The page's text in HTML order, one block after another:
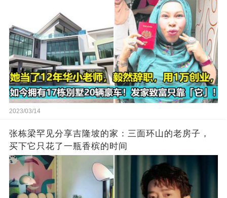
2023/03/14
张栋梁罕见分享吉隆坡的家：三面环山的老房子，
买下它只花了一瓶香槟的时间